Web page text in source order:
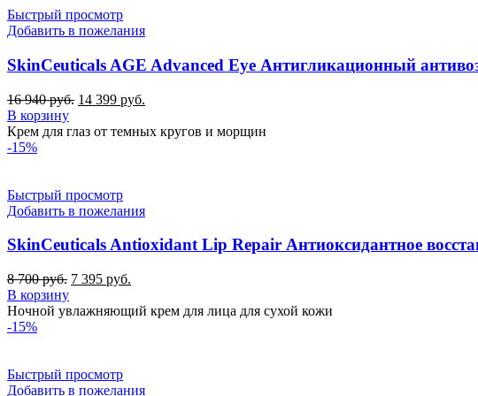
Быстрый просмотр
Добавить в пожелания
SkinCeuticals AGE Advanced Eye Антигликационный
16 940руб. Первоначальная
составляла
14 399 руб.
14
В корзину
Крем для глаз от темных кругов и морщин
-15%
Быстрый просмотр
Добавить в пожелания
SkinCeuticals Antioxidant Lip Repair Антиоксидантное
8 700руб. Первоначальная
составляла
7 395 руб.
7
В корзину
Ночной увлажняющий крем для лица для сухой кожи
-15%
Быстрый просмотр
Добавить в пожелания